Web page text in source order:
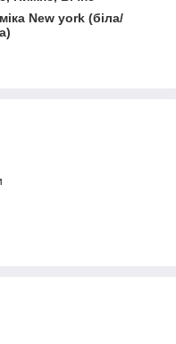
New york (біла/